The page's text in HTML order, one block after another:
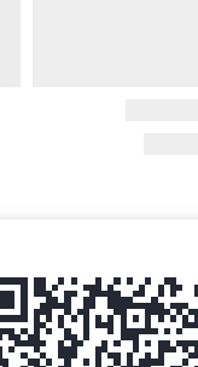
Gethemall (HK) Ltd
電話 | +852-35719437